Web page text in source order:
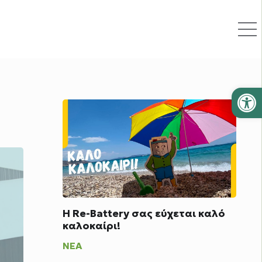
Η Re-Battery σας εύχεται καλό
καλοκαίρι!
ΝΈΑ